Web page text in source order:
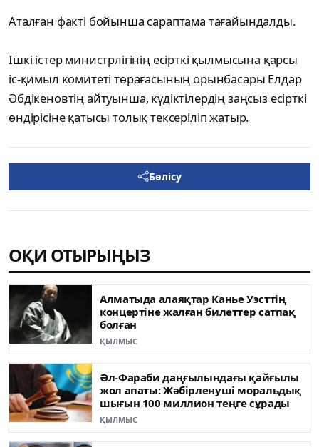
Аталған факті бойынша сараптама тағайындалды.
Ішкі істер министрлігінің есірткі қылмысына қарсы
іс-қимыл комитеті төрағасының орынбасары Елдар
Әбдікеновтің айтуынша, күдіктілердің заңсыз есірткі
өндірісіне қатысы толық тексеріліп жатыр.
Бөлісу
ОҚИ ОТЫРЫҢЫЗ
Алматыда алаяқтар Канье Уэсттің
концертіне жалған билеттер сатпақ
болған
ҚЫЛМЫС
Әл-Фараби даңғылындағы қайғылы
жол апаты: Жәбірленуші моральдық
шығын 100 миллион теңге сұрады
ҚЫЛМЫС